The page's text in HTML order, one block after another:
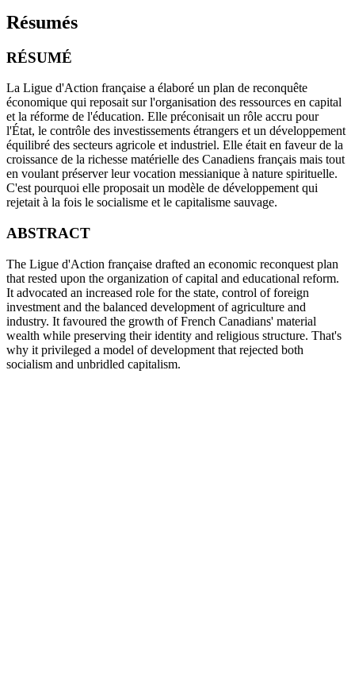
Résumés
RÉSUMÉ
La Ligue d'Action française a élaboré un plan de reconquête
économique qui reposait sur l'organisation des ressources en capital
et la réforme de l'éducation. Elle préconisait un rôle accru pour
l'État, le contrôle des investissements étrangers et un développement
équilibré des secteurs agricole et industriel. Elle était en faveur de la
croissance de la richesse matérielle des Canadiens français mais tout
en voulant préserver leur vocation messianique à nature spirituelle.
C'est pourquoi elle proposait un modèle de développement qui
rejetait à la fois le socialisme et le capitalisme sauvage.
ABSTRACT
The Ligue d'Action française drafted an economic reconquest plan
that rested upon the organization of capital and educational reform.
It advocated an increased role for the state, control of foreign
investment and the balanced development of agriculture and
industry. It favoured the growth of French Canadians' material
wealth while preserving their identity and religious structure. That's
why it privileged a model of development that rejected both
socialism and unbridled capitalism.